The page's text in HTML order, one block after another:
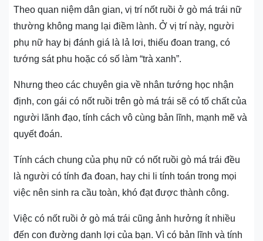
Theo quan niệm dân gian, vị trí nốt ruồi ở gò má trái nữ
thường không mang lại điềm lành. Ở vị trí này, người
phụ nữ hay bị đánh giá là lả lơi, thiếu đoan trang, có
tướng sát phu hoặc có số làm “trà xanh”.
Nhưng theo các chuyên gia về nhân tướng học nhận
định, con gái có nốt ruồi trên gò má trái sẽ có tố chất của
người lãnh đạo, tính cách vô cùng bản lĩnh, mạnh mẽ và
quyết đoán.
Tính cách chung của phụ nữ có nốt ruồi gò má trái đều
là người có tính đa đoan, hay chi li tính toán trong mọi
việc nên sinh ra cầu toàn, khó đạt được thành công.
Việc có nốt ruồi ở gò má trái cũng ảnh hưởng ít nhiều
đến con đường danh lợi của bạn. Vì có bản lĩnh và tính